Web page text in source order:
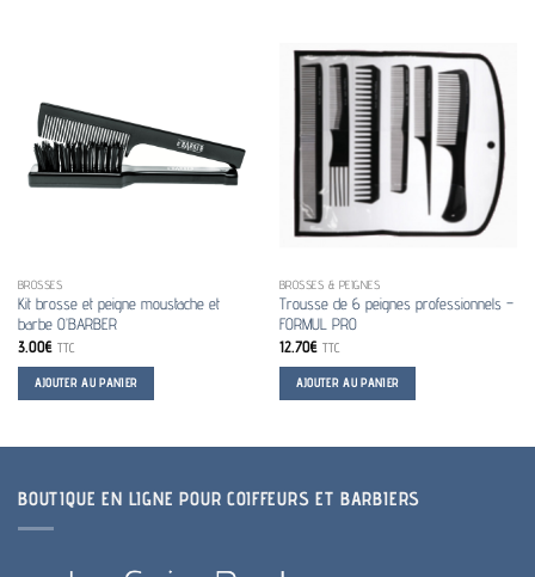
BROSSES
Kit brosse et peigne moustache et
barbe O’BARBER
3.00€ TTC
AJOUTER AU PANIER
BROSSES & PEIGNES
Trousse de 6 peignes professionnels –
FORMUL PRO
12.70€ TTC
AJOUTER AU PANIER
BOUTIQUE EN LIGNE POUR COIFFEURS ET BARBIERS